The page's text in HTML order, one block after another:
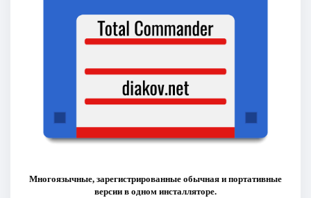
Многоязычные, зарегистрированные обычная и портативные
версии в одном инсталляторе.